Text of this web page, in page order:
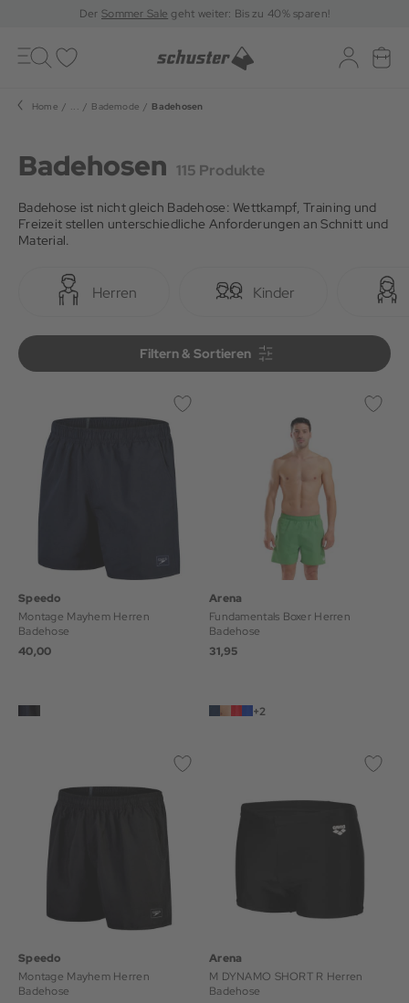
DerSommer Sale geht weiter: Bis zu 40% sparen!
Toggle
navigation
Home ... Bademode Badehosen
Badehosen 115 Produkte
Badehose ist nicht gleich Badehose: Wettkampf, Training und
Freizeit stellen unterschiedliche Anforderungen an Schnitt und
Material.
Herren Kinder
Filtern & Sortieren
Filtern & Sortieren
Speedo
Montage Mayhem Herren
Badehose
40,00
Arena
Fundamentals Boxer Herren
Badehose
31,95
+2
Speedo
Montage Mayhem Herren
Badehose
Arena
M DYNAMO SHORT R Herren
Badehose